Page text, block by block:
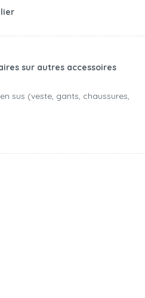
sur autres accessoires
sus (veste, gants, chaussures,